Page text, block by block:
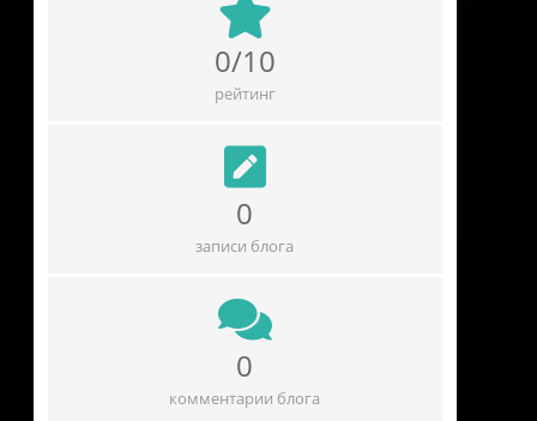
0/10
рейтинг
0
записи блога
0
комментарии блога